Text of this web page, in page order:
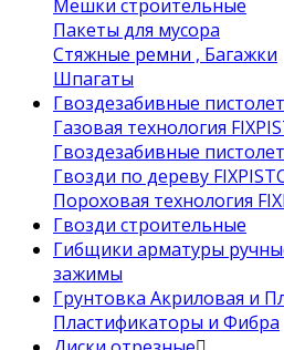
Мешки строительные
Пакеты для мусора
Стяжные ремни , Багажки
Шпагаты
Гвоздезабивные
Газовая технология
Гвоздезабивные
Гвозди по дереву
Пороховая технология
Гвозди строительные
Гибщики арматуры
зажимы
Грунтовка Акриловая и
Пластификаторы и Фибра